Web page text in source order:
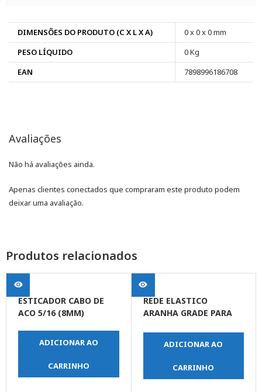
DIMENSÕES DO PRODUTO (C X L X A)
0 x 0 x 0 mm
PESO LÍQUIDO
0 Kg
EAN
7898996186708
Avaliações
Não há avaliações ainda.
Apenas clientes conectados que compraram este produto podem
deixar uma avaliação.
Produtos relacionados
ESTICADOR CABO DE
ACO 5/16 (8MM)
ADICIONAR AO
CARRINHO
REDE ELASTICO
ARANHA GRADE PARA
ADICIONAR AO
CARRINHO